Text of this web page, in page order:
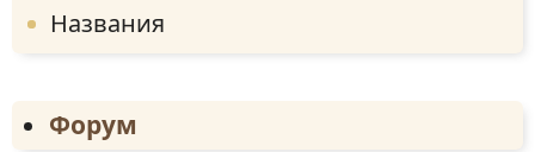
Названия
Форум